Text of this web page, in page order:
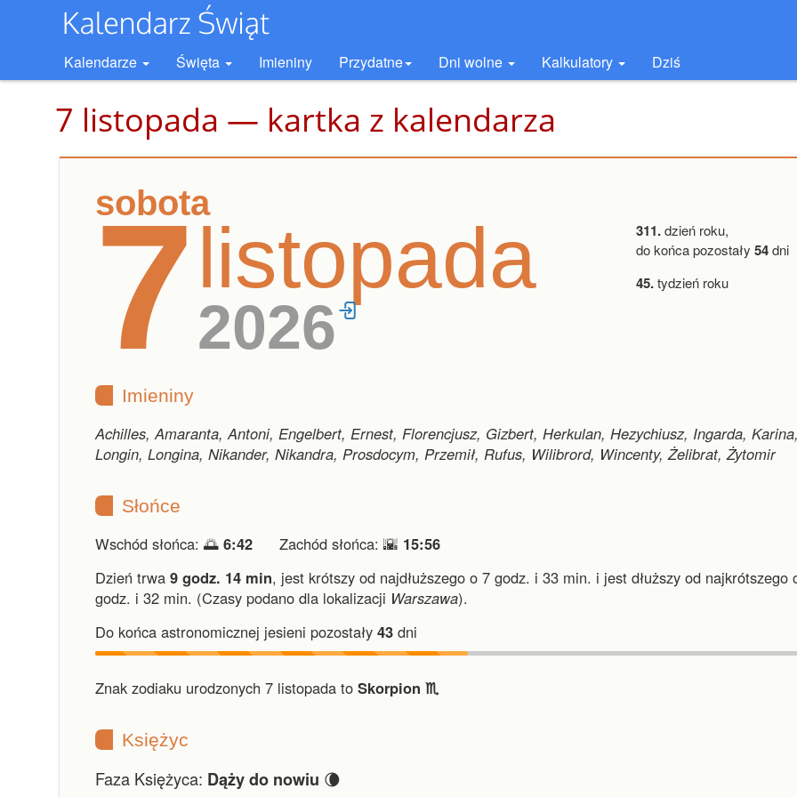
Kalendarze Święta Imieniny Przydatne Dni wolne Kalkulatory Dziś
7 listopada — kartka z kalendarza
sobota
7listopada
2026
311.dzień roku,
do końca pozostały 54dni
45.tydzień roku
Imieniny
Achilles, Amaranta, Antoni, Engelbert, Ernest, Florencjusz, Gizbert, Herkulan, Hezychiusz, Ingarda, Karina,
Longin, Longina, Nikander, Nikandra, Prosdocym, Przemił, Rufus, Wilibrord, Wincenty, Żelibrat, Żytomir
Słońce
Wschód słońca: 🌅 6:42 Zachód słońca: 🌇 15:56
Dzień trwa 9 godz. 14 min, jest krótszy od najdłuższego o 7 godz. i 33 min. i jest dłuższy od najkrótszego
godz. i 32 min. (Czasy podano dla lokalizacji Warszawa).
Do końca astronomicznej jesieni pozostały 43 dni
Znak zodiaku urodzonych 7 listopada to Skorpion ♏︎
Księżyc
Faza Księżyca: Dąży do nowiu 🌘